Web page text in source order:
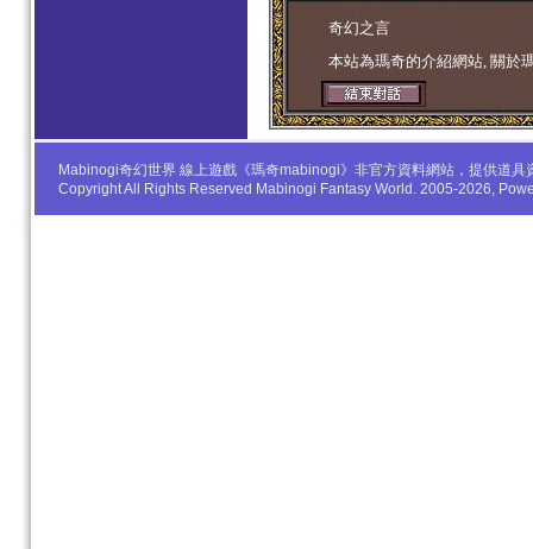
学生妹 奇幻之言
本站為瑪奇的介紹網站, 關於
Mabinogi奇幻世界 線上遊戲《瑪奇mabinogi》非官方資料網站，提供道
Copyright All Rights Reserved Mabinogi Fantasy World. 2005-2026,